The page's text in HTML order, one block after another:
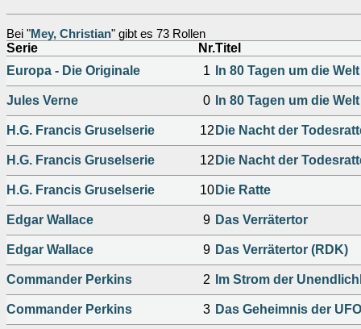
Bei "Mey, Christian" gibt es 73 Rollen
Serie Nr.Titel
Europa - Die Originale
1 In 80 Tagen um die Welt
Jules Verne 0 In 80 Tagen um die Welt
H.G. Francis Gruselserie 12 Die Nacht der
H.G. Francis Gruselserie 12 Die Nacht der
H.G. Francis Gruselserie 10 Die Ratte
Edgar Wallace 9 Das Verrätertor
Edgar Wallace 9 Das Verrätertor (RDK)
Commander Perkins 2 Im Strom der
Commander Perkins 3 Das Geheimnis der